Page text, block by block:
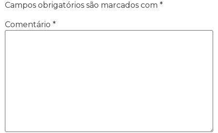
Campos obrigatórios são marcados com *
Comentário *